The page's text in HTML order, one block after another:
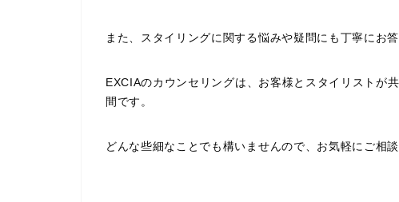
また、スタイリングに関する悩みや疑問にも丁寧にお答
EXCIAのカウンセリングは、お客様とスタイリストが
間です。
どんな些細なことでも構いませんので、お気軽にご相談